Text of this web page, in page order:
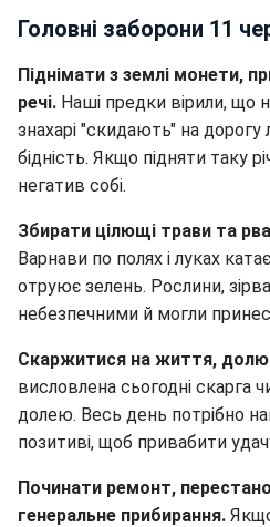
Головні заборони 11
Піднімати з землі монети,
речі. Наші предки вірили, що
знахарі "скидають" на
бідність. Якщо підняти таку
негатив собі.
Збирати цілющі трави та
Варнави по полях і луках
отруює зелень. Рослини,
небезпечними й могли
Скаржитися на життя, долю
висловлена сьогодні скарга
долею. Весь день потрібно
позитиві, щоб привабити
Починати ремонт,
генеральне прибирання.